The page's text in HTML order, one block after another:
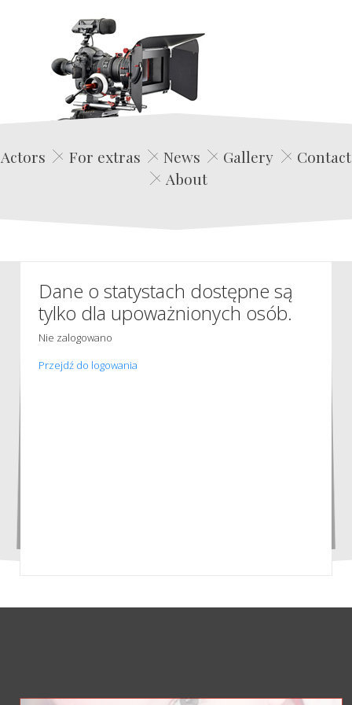
Edwin Film Agencja Aktorska
Actors For extras News Gallery
Contact
About
Dane o statystach dostępne są
tylko dla upoważnionych osób.
Nie zalogowano
Przejdź do logowania